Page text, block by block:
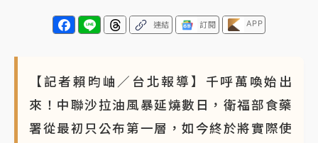
連結 訂閱 APP
【記者賴昀岫／台北報導】千呼萬喚始出
來！中聯沙拉油風暴延燒數日，衛福部食藥
署從最初只公布第一層，如今終於將實際使